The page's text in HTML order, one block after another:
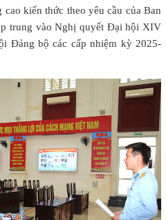
kiến thức theo yêu cầu của Ban
trung vào Nghị quyết Đại hội XIV
Đảng bộ các cấp nhiệm kỳ 2025-